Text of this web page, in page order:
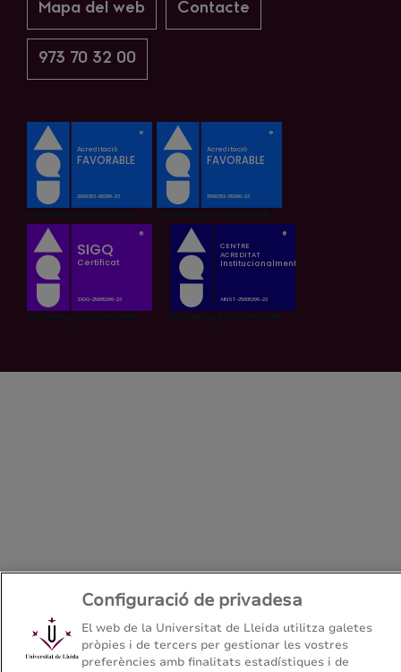
Mapa del web Contacte
973 70 32 00
Configuració de privadesa
El web de la Universitat de Lleida utilitza galetes
pròpies i de tercers per gestionar les vostres
preferències amb finalitats estadístiques i de